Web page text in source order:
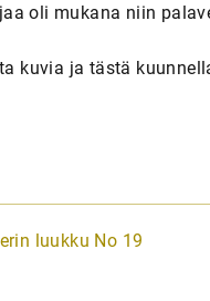
oli mukana niin
kuvia ja tästä
luukku No 19